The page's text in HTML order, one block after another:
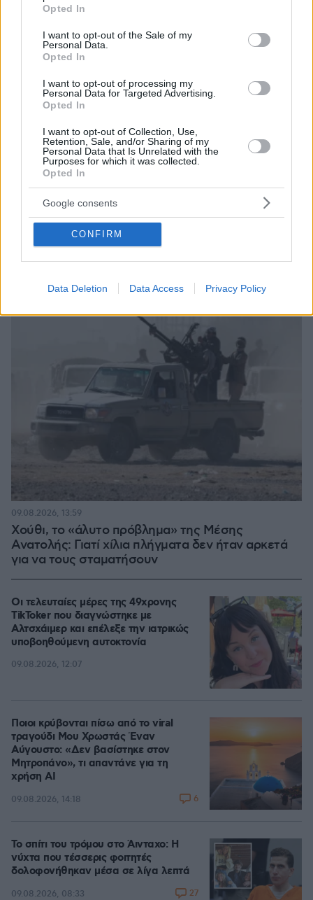
use your data for below specified purposes in below Google
consent section.
Opted In
I want to opt-out of the Sale of my
Personal Data.
Opted In
I want to opt-out of processing my
Personal Data for Targeted Advertising.
Opted In
I want to opt-out of Collection, Use,
Retention, Sale, and/or Sharing of my
Personal Data that Is Unrelated with the
Purposes for which it was collected.
Opted In
Google consents
CONFIRM
Data Deletion Data Access Privacy Policy
Ασθενής ξυλοκόπησε νοσηλεύτρια στα Επείγοντα
του Ερυθρού Σταυρού, την άρπαξε από τα μαλλιά
και τη χτύπησε σε πόρτες - Τι καταγγέλλει η
ΠΟΕΔΗΝ
09.08.2026, 10:51
Χούθι, το «άλυτο πρόβλημα» της Μέσης
Ανατολής: Γιατί χίλια πλήγματα δεν ήταν αρκετά
για να τους σταματήσουν
09.08.2026, 13:59
Οι τελευταίες μέρες της 49χρονης
TikToker που διαγνώστηκε με
Αλτσχάιμερ και επέλεξε την ιατρικώς
υποβοηθούμενη αυτοκτονία
09.08.2026, 12:07
Ποιοι κρύβονται πίσω από το viral
τραγούδι Μου Χρωστάς Έναν
Αύγουστο: «Δεν βασίστηκε στον
Μητροπάνο», τι απαντάνε για τη
χρήση AI
09.08.2026, 14:18 6
Το σπίτι του τρόμου στο Άινταχο: Η
νύχτα που τέσσερις φοιτητές
δολοφονήθηκαν μέσα σε λίγα λεπτά
09.08.2026, 08:33 27